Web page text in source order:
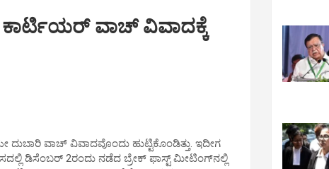
ಕಾರ್ಟಿಯರ್ ವಾಚ್ ವಿವಾದಕ್ಕೆ
ದುಬಾರಿ ವಾಚ್‌ ವಿವಾದವೊಂದು ಹುಟ್ಟಿಕೊಂಡಿತ್ತು. ಇದೀಗ
ಡಿಸೆಂಬರ್ 2ರಂದು ನಡೆದ ಬ್ರೇಕ್ ಫಾಸ್ಟ್ ಮೀಟಿಂಗ್‌ನಲ್ಲಿ